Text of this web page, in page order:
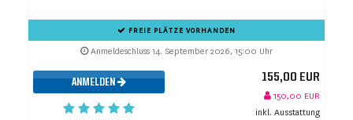
FREIE PLÄTZE VORHANDEN
Anmeldeschluss 14. September 2026, 15:00 Uhr
ANMELDEN 155,00 EUR
150,00 EUR
inkl. Ausstattung